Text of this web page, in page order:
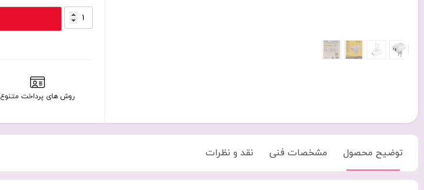
شارژر
دیواری
QC3.0
فست
مدل
روش های پرداخت متنوع
توضیح محصول مشخصات فنی نقد و نظرات